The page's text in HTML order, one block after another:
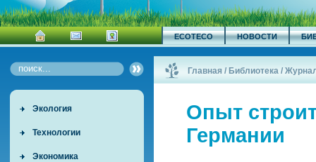
ECOTECO НОВОСТИ
Экология
Технологии
Экономика
Главная / Библиотека /
Опыт
Германии